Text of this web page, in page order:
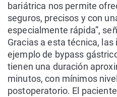
bariátrica nos permite
seguros, precisos y con
especialmente rápida”,
Gracias a esta técnica,
ejemplo de bypass
tienen una duración
minutos, con mínimos
postoperatorio. El